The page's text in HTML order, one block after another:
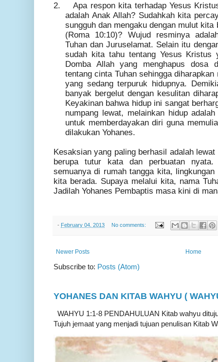
2.
Apa respon kita terhadap Yesus
adalah Anak Allah? Sudahkah kita
sungguh dan mengaku dengan mulut kita
(Roma 10:10)? Wujud resminya
Tuhan dan Juruselamat. Selain itu
sudah kita tahu tentang Yesus Kristus
Domba Allah yang menghapus dosa
tentang cinta Tuhan sehingga
yang sedang terpuruk hidupnya.
banyak bergelut dengan kesulitan
Keyakinan bahwa hidup ini sangat
numpang lewat, melainkan hidup
untuk memberdayakan diri guna
dilakukan Yohanes.
Kesaksian yang paling berhasil adalah
berupa tutur kata dan perbuatan
semuanya di rumah tangga kita,
kita berada. Supaya melalui kita, nama
Jadilah Yohanes Pembaptis masa kini di
- February 04, 2013 No comments:
Newer Posts Home
Subscribe to: Posts (Atom)
YOHANES DAN KITAB WAHYU (
WAHYU 1:1-8 PENDAHULUAN Kitab wahyu
Tujuh jemaat yang menjadi tujuan penulisan Kitab